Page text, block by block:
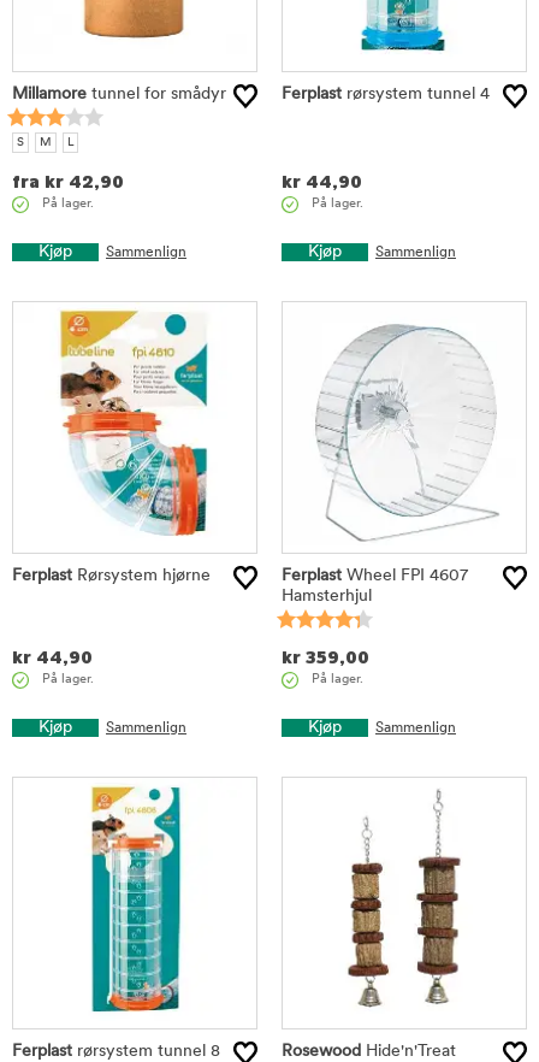
Millamore tunnel for smådyr
S M L
fra kr 42,90
På lager.
Kjøp Sammenlign
Ferplast rørsystem tunnel 4
kr 44,90
På lager.
Kjøp Sammenlign
Ferplast Rørsystem hjørne
kr 44,90
På lager.
Kjøp Sammenlign
Ferplast Wheel FPI 4607
Hamsterhjul
kr 359,00
På lager.
Kjøp Sammenlign
Ferplast rørsystem tunnel 8 Rosewood Hide'n'Treat